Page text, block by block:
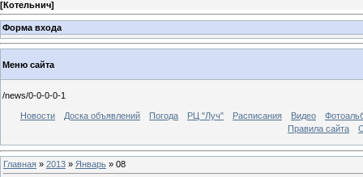
[Котельнич]
Форма входа
Меню сайта
/news/0-0-0-0-1
Новости Доска объявлений Погода РЦ "Луч" Расписания Видео
Правила сайта
Главная » 2013 » Январь » 08